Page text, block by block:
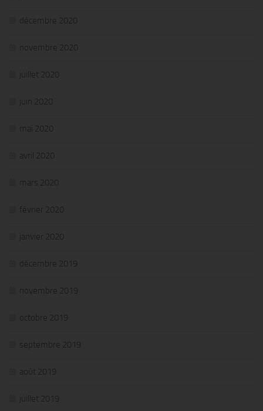
décembre 2020
novembre 2020
juillet 2020
juin 2020
mai 2020
avril 2020
mars 2020
février 2020
janvier 2020
décembre 2019
novembre 2019
octobre 2019
septembre 2019
août 2019
juillet 2019